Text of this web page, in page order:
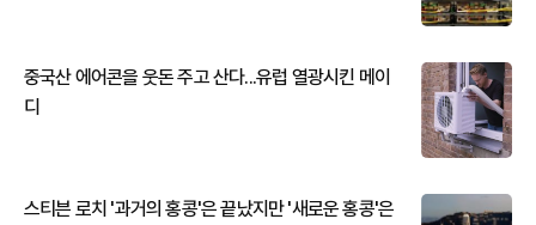
중국산 에어콘을 웃돈 주고 산다...유럽 열광시킨 메이
디
스티븐 로치 '과거의 홍콩'은 끝났지만 '새로운 홍콩'은